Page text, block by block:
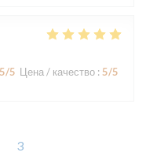
5/5 Цена / качество : 5/5
3